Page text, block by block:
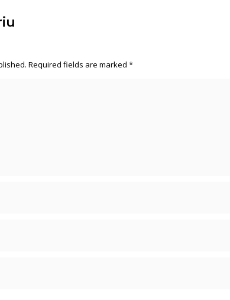
Required fields are marked *